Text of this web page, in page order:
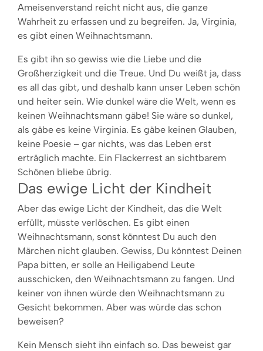
Ameisenverstand reicht nicht aus, die ganze
Wahrheit zu erfassen und zu begreifen. Ja, Virginia,
es gibt einen Weihnachtsmann.
Es gibt ihn so gewiss wie die Liebe und die
Großherzigkeit und die Treue. Und Du weißt ja, dass
es all das gibt, und deshalb kann unser Leben schön
und heiter sein. Wie dunkel wäre die Welt, wenn es
keinen Weihnachtsmann gäbe! Sie wäre so dunkel,
als gäbe es keine Virginia. Es gäbe keinen Glauben,
keine Poesie – gar nichts, was das Leben erst
erträglich machte. Ein Flackerrest an sichtbarem
Schönen bliebe übrig.
Das ewige Licht der Kindheit
Aber das ewige Licht der Kindheit, das die Welt
erfüllt, müsste verlöschen. Es gibt einen
Weihnachtsmann, sonst könntest Du auch den
Märchen nicht glauben. Gewiss, Du könntest Deinen
Papa bitten, er solle an Heiligabend Leute
ausschicken, den Weihnachtsmann zu fangen. Und
keiner von ihnen würde den Weihnachtsmann zu
Gesicht bekommen. Aber was würde das schon
beweisen?
Kein Mensch sieht ihn einfach so. Das beweist gar